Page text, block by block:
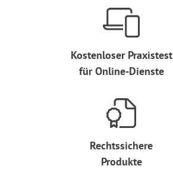
Kostenloser Praxistest
für Online-Dienste
Rechtssichere
Produkte